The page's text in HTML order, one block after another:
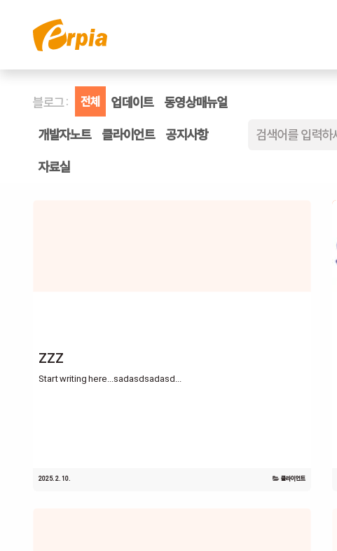
블로그: 전체 업데이트
동영상매뉴얼
개발자노트
클라이언트
공지사항
자료실
zzz
Start writing here...sadasdsadasd...
2025. 2. 10. 클라이언트